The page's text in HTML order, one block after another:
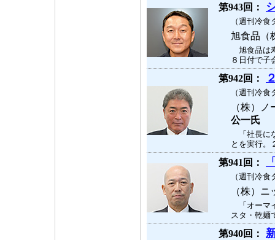
第943回：
（週刊冷
旭食品
旭食品は
８日付で子
第942回：
（週刊冷
（株）
公一氏
「社長に
とを実行。
第941回：
（週刊冷
（株）
「オーマ
スタ・乾麺
第940回：